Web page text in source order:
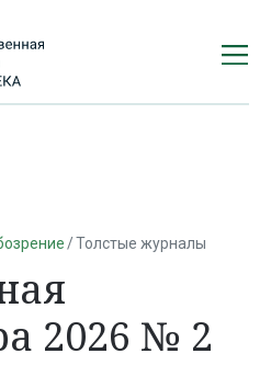
Толстые журналы
2026 № 2